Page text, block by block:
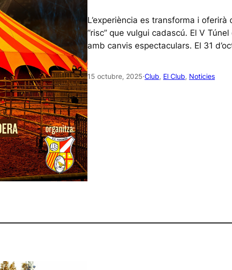
L’experiència es transforma i
“risc” que vulgui cadascú. El V
amb canvis espectaculars. El 31
15 octubre, 2025·Club, El Club, Noticies